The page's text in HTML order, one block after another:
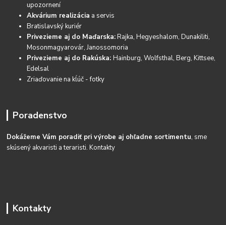
upozornení
Akvárium realizácia a servis
Bratislavský kuriér
Privezieme aj do Maďarska:Rajka, Hegyeshalom, Dunakiliti,
Mosonmagyarovár, Janossomoria
Privezieme aj do Rakúska:Hainburg, Wolfsthal, Berg, Kittsee,
Edelsal
Zriaďovanie na kĺúč - fotky
Poradenstvo
Dokážeme Vám poradiť pri výrobe aj ohľadne sortimentu, sme
skúsený akvaristi a teraristi.Kontakty
Kontakty